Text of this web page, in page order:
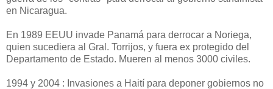
en Nicaragua.
En 1989 EEUU invade Panamá para derrocar a Noriega,
quien sucediera al Gral. Torrijos, y fuera ex protegido del
Departamento de Estado. Mueren al menos 3000 civiles.
1994 y 2004 : Invasiones a Haití para deponer gobiernos no